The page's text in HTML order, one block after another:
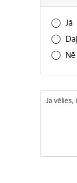
Vai šī
Jā
Nē
Ja